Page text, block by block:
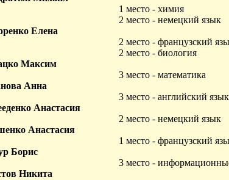
1 место - химия
2 место - немецкий язык
Елена
2 место - французский
2 место - биология
Максим
3 место - математика
Анна
3 место - английский язык
Анастасия
2 место - немецкий язык
Анастасия
1 место - французский
Борис
3 место -
Никита